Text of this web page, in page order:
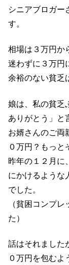
シニアブロガー
す。
相場は３万円か
迷わずに３万円
余裕のない貧乏
娘は、私の貧乏
ありがとう」と
お婿さんのご両
０万円？もっと
昨年の１２月に
にかけるような
でした。
（貧困コンプ
た）
話はそれました
０万円を包むよ